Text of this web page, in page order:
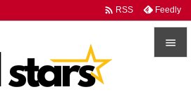

 RSS Feedly